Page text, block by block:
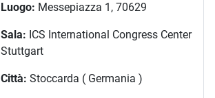
Luogo: Messepiazza 1, 70629
Sala: ICS International Congress Center
Stuttgart
Città: Stoccarda ( Germania )